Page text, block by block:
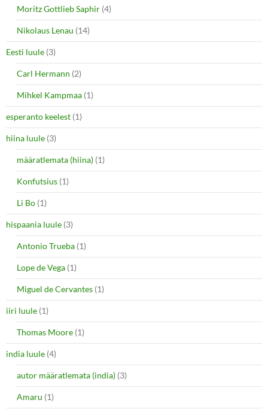
Moritz Gottlieb Saphir (4)
Nikolaus Lenau (14)
Eesti luule (3)
Carl Hermann (2)
Mihkel Kampmaa (1)
esperanto keelest (1)
hiina luule (3)
määratlemata (hiina) (1)
Konfutsius (1)
Li Bo (1)
hispaania luule (3)
Antonio Trueba (1)
Lope de Vega (1)
Miguel de Cervantes (1)
iiri luule (1)
Thomas Moore (1)
india luule (4)
autor määratlemata (india) (3)
Amaru (1)